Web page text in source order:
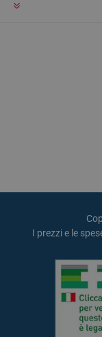
I prezzi e le